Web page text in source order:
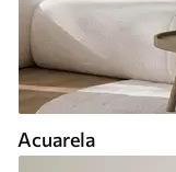
Acuarela